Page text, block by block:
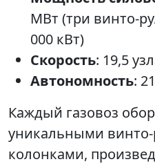
МВт (три винто-
000 кВт)
Скорость: 19,5
Автономность:
Каждый газовоз
уникальными
колонками,